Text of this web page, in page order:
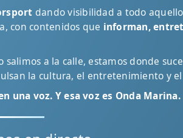
dando visibilidad a todo
con contenidos que informan,
a la calle, estamos donde
la cultura, el entretenimiento y
voz. Y esa voz es Onda Marina.